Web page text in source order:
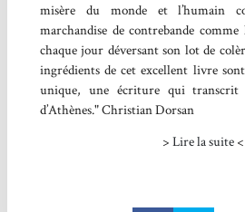
misère du monde et l’humain
marchandise de contrebande comme
chaque jour déversant son lot de
ingrédients de cet excellent livre
unique, une écriture qui transcrit
d’Athènes." Christian Dorsan
> Lire la suite <